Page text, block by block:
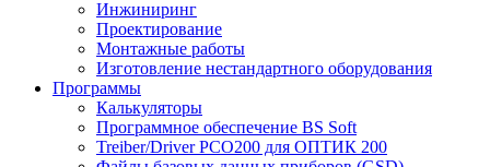
Инжиниринг
Проектирование
Монтажные работы
Изготовление нестандартного оборудования
Программы
Калькуляторы
Программное обеспечение BS Soft
Treiber/Driver PCO200 для ОПТИК 200